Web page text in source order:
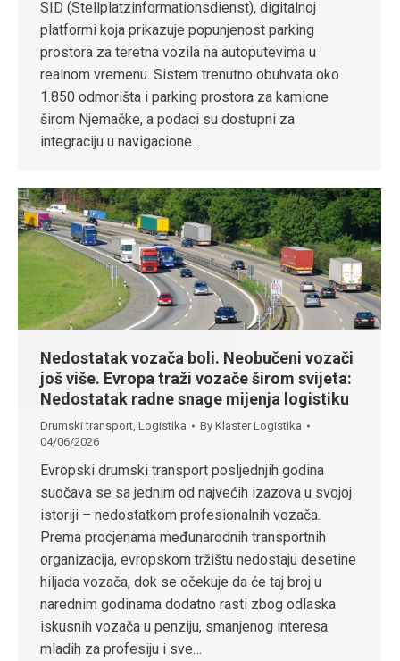
SID (Stellplatzinformationsdienst), digitalnoj
platformi koja prikazuje popunjenost parking
prostora za teretna vozila na autoputevima u
realnom vremenu. Sistem trenutno obuhvata oko
1.850 odmorišta i parking prostora za kamione
širom Njemačke, a podaci su dostupni za
integraciju u navigacione…
Nedostatak vozača boli. Neobučeni vozači
još više. Evropa traži vozače širom svijeta:
Nedostatak radne snage mijenja logistiku
Drumski transport, Logistika By Klaster Logistika
04/06/2026
Evropski drumski transport posljednjih godina
suočava se sa jednim od najvećih izazova u svojoj
istoriji – nedostatkom profesionalnih vozača.
Prema procjenama međunarodnih transportnih
organizacija, evropskom tržištu nedostaju desetine
hiljada vozača, dok se očekuje da će taj broj u
narednim godinama dodatno rasti zbog odlaska
iskusnih vozača u penziju, smanjenog interesa
mladih za profesiju i sve…